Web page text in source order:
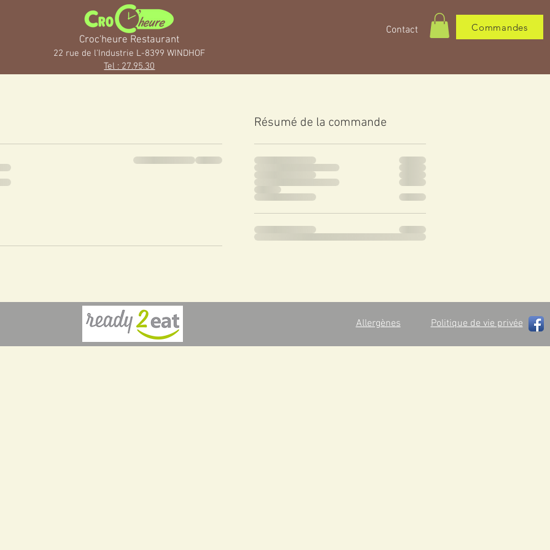
Croc'heure Restaurant
22 rue de l'Industrie L-8399 WINDHOF
Tel : 27.95.30
Contact Commandes
Résumé de la commande
Allergènes Politique de vie privée